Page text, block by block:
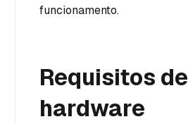
funcionamento.
Requisitos de
hardware